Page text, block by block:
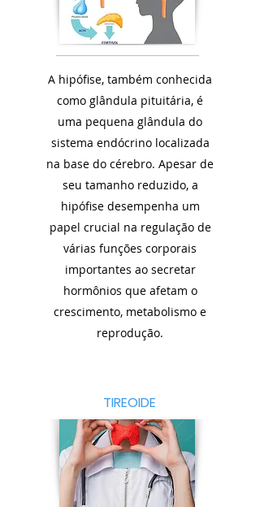
A hipófise, também conhecida
como glândula pituitária, é
uma pequena glândula do
sistema endócrino localizada
na base do cérebro. Apesar de
seu tamanho reduzido, a
hipófise desempenha um
papel crucial na regulação de
várias funções corporais
importantes ao secretar
hormônios que afetam o
crescimento, metabolismo e
reprodução.
TIREOIDE